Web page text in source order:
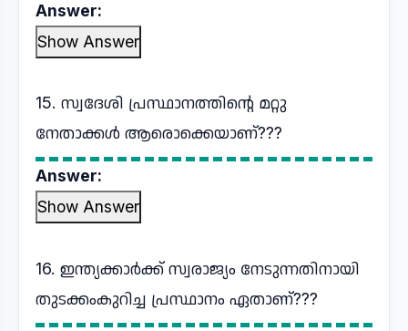
Answer:
Show Answer
15. സ്വദേശി പ്രസ്ഥാനത്തിന്റെ മറ്റു
നേതാക്കൾ ആരൊക്കെയാണ്???
Answer:
Show Answer
16. ഇന്ത്യക്കാർക്ക് സ്വരാജ്യം നേടുന്നതിനായി
തുടക്കംകുറിച്ച പ്രസ്ഥാനം ഏതാണ്???